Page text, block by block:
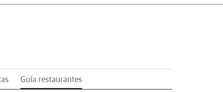
Guía restaurantes